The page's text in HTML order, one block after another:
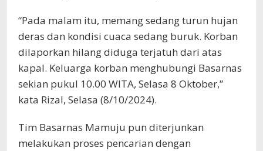
“Pada malam itu, memang sedang turun hujan
deras dan kondisi cuaca sedang buruk. Korban
dilaporkan hilang diduga terjatuh dari atas
kapal. Keluarga korban menghubungi Basarnas
sekian pukul 10.00 WITA, Selasa 8 Oktober,”
kata Rizal, Selasa (8/10/2024).
Tim Basarnas Mamuju pun diterjunkan
melakukan proses pencarian dengan